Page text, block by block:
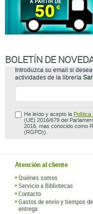
BOLETÍN DE
Introduzca su email si
actividades de la librería
He leído y acepto la Política
(UE) 2016/679 del
2016, mas conocido como
(RGPD)).
Atención al cliente
Quiénes somos
Servicio a Bibliotecas
Contacto
Gastos de envío y tiempos de
entrega